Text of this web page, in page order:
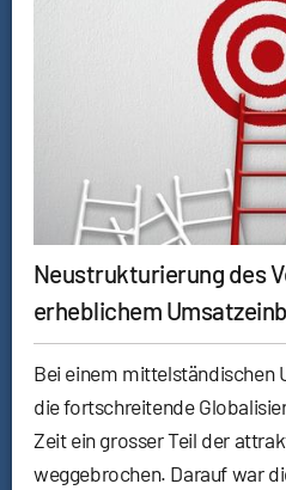
Neustrukturierung des
erheblichem
Bei einem mittelständischen
die fortschreitende
Zeit ein grosser Teil der
weggebrochen. Darauf war